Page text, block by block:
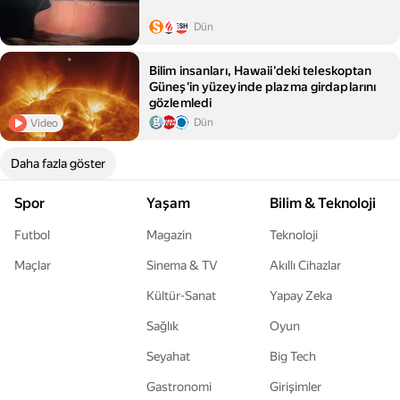
Dün
Video
Bilim insanları, Hawaii'deki teleskoptan
Güneş'in yüzeyinde plazma girdaplarını
gözlemledi
Dün
Daha fazla göster
Spor
Futbol
Maçlar
Yaşam
Magazin
Sinema & TV
Kültür-Sanat
Sağlık
Seyahat
Gastronomi
Bilim & Teknoloji
Teknoloji
Akıllı Cihazlar
Yapay Zeka
Oyun
Big Tech
Girişimler